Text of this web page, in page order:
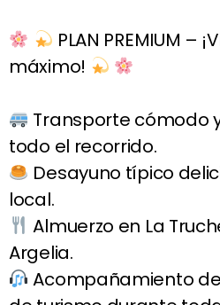
PLAN PREMIUM –
máximo!
Transporte cómodo
todo el recorrido.
Desayuno típico
local.
Almuerzo en La
Argelia.
Acompañamiento